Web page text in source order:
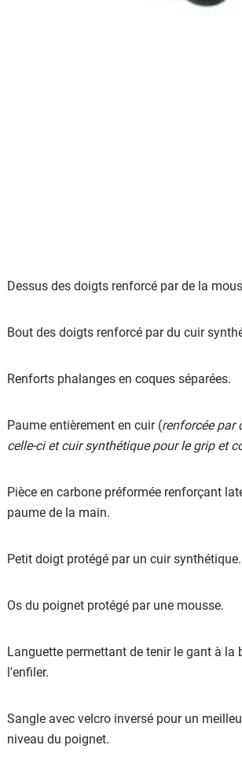
Dessus des doigts renforcé par de la
Bout des doigts renforcé par du cuir
Renforts phalanges en coques séparées.
Paume entièrement en cuir (renforcée par
celle-ci et cuir synthétique pour le grip et
Pièce en carbone préformée renforçant
paume de la main.
Petit doigt protégé par un cuir synthétique.
Os du poignet protégé par une mousse.
Languette permettant de tenir le gant à la
l'enfiler.
Sangle avec velcro inversé pour un
niveau du poignet.